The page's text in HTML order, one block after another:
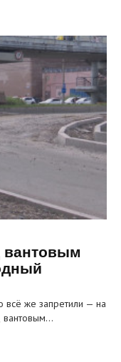
вантовым
всё же запретили — на
вантовым…